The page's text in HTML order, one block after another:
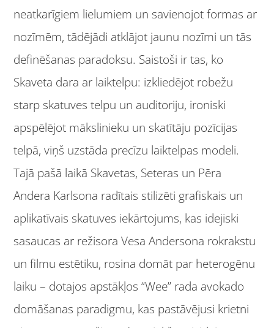
neatkarīgiem lielumiem un savienojot formas ar
nozīmēm, tādējādi atklājot jaunu nozīmi un tās
definēšanas paradoksu. Saistoši ir tas, ko
Skaveta dara ar laiktelpu: izkliedējot robežu
starp skatuves telpu un auditoriju, ironiski
apspēlējot mākslinieku un skatītāju pozīcijas
telpā, viņš uzstāda precīzu laiktelpas modeli.
Tajā pašā laikā Skavetas, Seteras un Pēra
Andera Karlsona radītais stilizēti grafiskais un
aplikatīvais skatuves iekārtojums, kas idejiski
sasaucas ar režisora Vesa Andersona rokrakstu
un filmu estētiku, rosina domāt par heterogēnu
laiku – dotajos apstākļos “Wee” rada avokado
domāšanas paradigmu, kas pastāvējusi krietni